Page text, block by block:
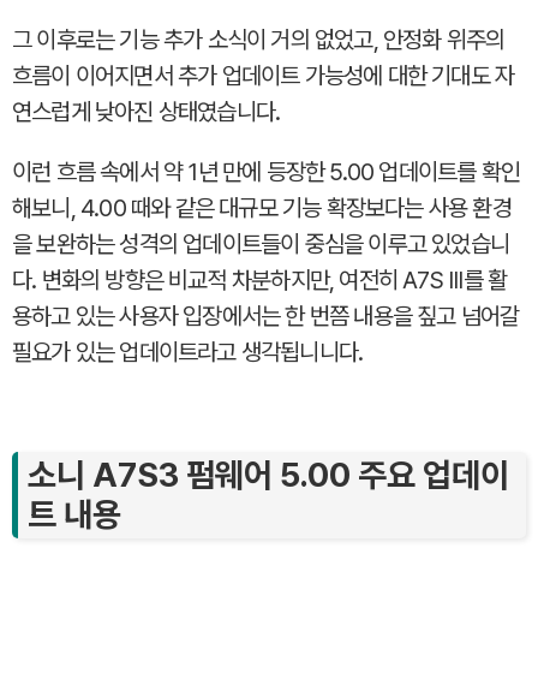
그 이후로는 기능 추가 소식이 거의 없었고, 안정화 위주의
흐름이 이어지면서 추가 업데이트 가능성에 대한 기대도 자
연스럽게 낮아진 상태였습니다.
이런 흐름 속에서 약 1년 만에 등장한 5.00 업데이트를 확인
해보니, 4.00 때와 같은 대규모 기능 확장보다는 사용 환경
을 보완하는 성격의 업데이트들이 중심을 이루고 있었습니
다. 변화의 방향은 비교적 차분하지만, 여전히 A7S III를 활
용하고 있는 사용자 입장에서는 한 번쯤 내용을 짚고 넘어갈
필요가 있는 업데이트라고 생각됩니니다.
소니 A7S3 펌웨어 5.00 주요 업데이
트 내용